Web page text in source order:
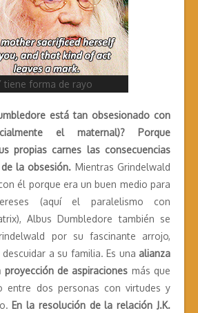
tiene forma de rayo
está tan obsesionado con
el maternal)? Porque
propias carnes las consecuencias
la obsesión. Mientras Grindelwald
él porque era un buen medio para
(aquí el paralelismo con
Albus Dumbledore también se
por su fascinante arrojo,
a su familia. Es una alianza
de aspiraciones más que
entre dos personas con virtudes y
En la resolución de la relación J.K.